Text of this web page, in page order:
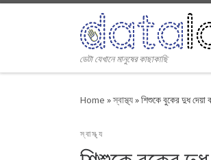
ডেটা যেখানে মানুষের কাছাকাছি
Home »স্বাস্থ্য»শিশুকে বুকের দুধ দেয়া
স্বাস্থ্য